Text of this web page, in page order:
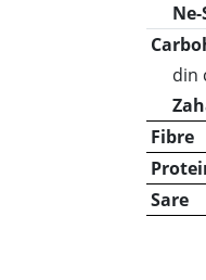
din
Fibre
Sare